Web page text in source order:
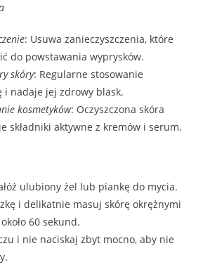
: Usuwa zanieczyszczenia, które
do powstawania wyprysków.
skóry: Regularne stosowanie
i nadaje jej zdrowy blask.
kosmetyków: Oczyszczona skóra
składniki aktywne z kremów i serum.
ulubiony żel lub piankę do mycia.
i delikatnie masuj skórę okrężnymi
60 sekund.
i nie naciskaj zbyt mocno, aby nie